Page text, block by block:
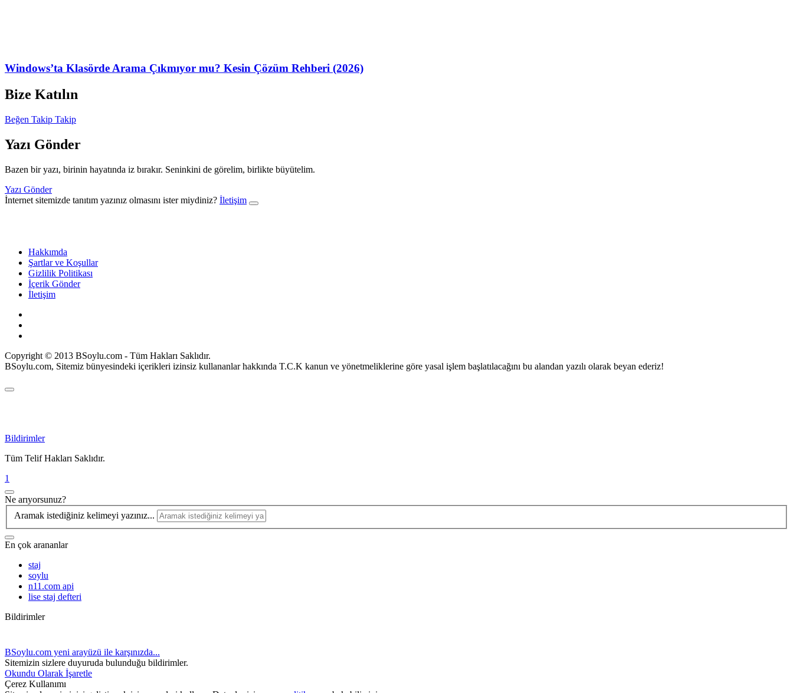
Windows’ta Klasörde Arama Çıkmıyor mu? Kesin Çözüm Rehberi (2026)
Bize Katılın
Beğen Takip Takip
Yazı Gönder
Bazen bir yazı, birinin hayatında iz bırakır. Seninkini de görelim, birlikte büyütelim.
Yazı Gönder
İnternet sitemizde tanıtım yazınız olmasını ister miydiniz? İletişim
Hakkımda
Şartlar ve Koşullar
Gizlilik Politikası
İçerik Gönder
İletişim
Copyright © 2013 BSoylu.com - Tüm Hakları Saklıdır.
BSoylu.com, Sitemiz bünyesindeki içerikleri izinsiz kullananlar hakkında T.C.K kanun ve yönetmeliklerine göre yasal işlem başlatılacağını bu alandan yazılı olarak beyan ederiz!
Bildirimler
Tüm Telif Hakları Saklıdır.
1
Ne arıyorsunuz?
Aramak istediğiniz kelimeyi yazınız...
En çok arananlar
staj
soylu
n11.com api
lise staj defteri
Bildirimler
BSoylu.com yeni arayüzü ile karşınızda...
Sitemizin sizlere duyuruda bulunduğu bildirimler.
Okundu Olarak İşaretle
Çerez Kullanımı